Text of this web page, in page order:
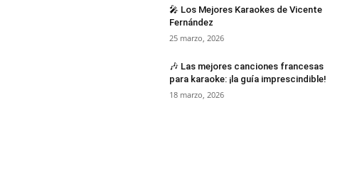
🎤 Los Mejores Karaokes de Vicente
Fernández
25 marzo, 2026
🎶 Las mejores canciones francesas
para karaoke: ¡la guía imprescindible!
18 marzo, 2026